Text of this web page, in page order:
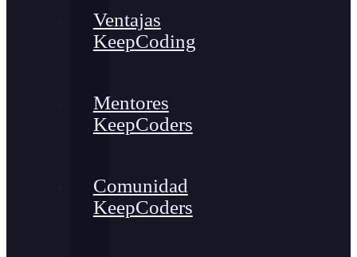
Ventajas
KeepCoding
Mentores
KeepCoders
Comunidad
KeepCoders